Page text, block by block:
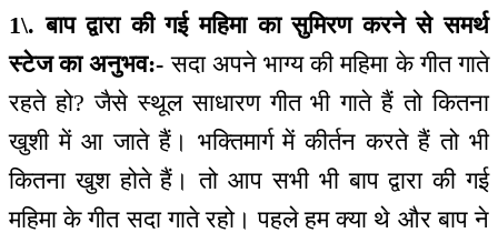
1\. बाप द्वारा की गई महिमा का सुमिरण करने से समर्थ
स्टेज का अनुभव:- सदा अपने भाग्य की महिमा के गीत गाते
रहते हो? जैसे स्थूल साधारण गीत भी गाते हैं तो कितना
खुशी में आ जाते हैं। भक्तिमार्ग में कीर्तन करते हैं तो भी
कितना खुश होते हैं। तो आप सभी भी बाप द्वारा की गई
महिमा के गीत सदा गाते रहो। पहले हम क्या थे और बाप ने